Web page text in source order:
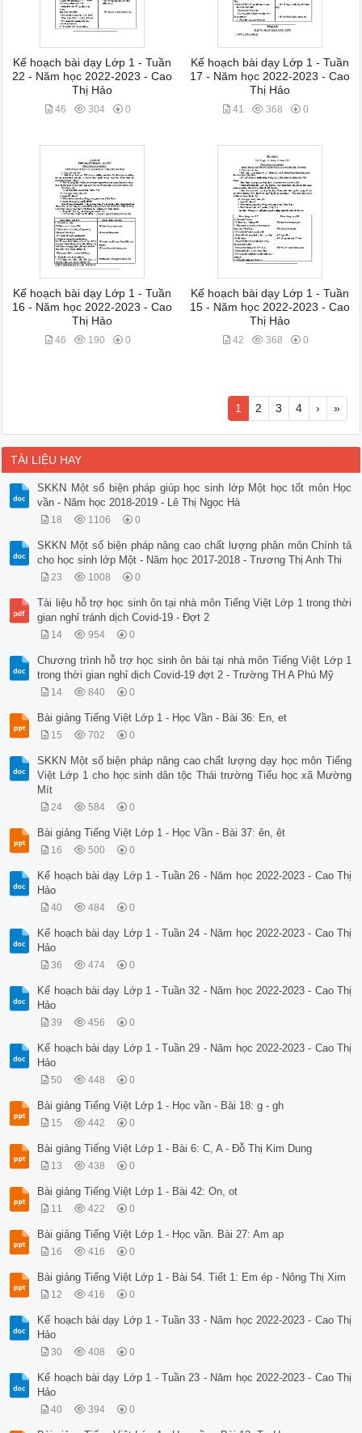
Kế hoạch bài dạy Lớp 1 - Tuần
22 - Năm học 2022-2023 - Cao
Thị Hảo
46 304 0
Kế hoạch bài dạy Lớp 1 - Tuần
17 - Năm học 2022-2023 - Cao
Thị Hảo
41 368 0
Kế hoạch bài dạy Lớp 1 - Tuần
16 - Năm học 2022-2023 - Cao
Thị Hảo
46 190 0
Kế hoạch bài dạy Lớp 1 - Tuần
15 - Năm học 2022-2023 - Cao
Thị Hảo
42 368 0
1 2 3 4 › »
TÀI LIỆU HAY
SKKN Một số biện pháp giúp học sinh lớp Một học tốt môn Học
vần - Năm học 2018-2019 - Lê Thị Ngọc Hà
18 1106 0
SKKN Một số biện pháp nâng cao chất lượng phân môn Chính tả
cho học sinh lớp Một - Năm học 2017-2018 - Trương Thị Anh Thi
23 1008 0
Tài liệu hỗ trợ học sinh ôn tại nhà môn Tiếng Việt Lớp 1 trong thời
gian nghỉ tránh dịch Covid-19 - Đợt 2
14 954 0
Chương trình hỗ trợ học sinh ôn bài tại nhà môn Tiếng Việt Lớp 1
trong thời gian nghỉ dịch Covid-19 đợt 2 - Trường TH A Phú Mỹ
14 840 0
Bài giảng Tiếng Việt Lớp 1 - Học Vần - Bài 36: En, et
15 702 0
SKKN Một số biện pháp nâng cao chất lượng dạy học môn Tiếng
Việt Lớp 1 cho học sinh dân tộc Thái trường Tiểu học xã Mường
Mít
24 584 0
Bài giảng Tiếng Việt Lớp 1 - Học Vần - Bài 37: ên, êt
16 500 0
Kế hoạch bài dạy Lớp 1 - Tuần 26 - Năm học 2022-2023 - Cao Thị
Hảo
40 484 0
Kế hoạch bài dạy Lớp 1 - Tuần 24 - Năm học 2022-2023 - Cao Thị
Hảo
36 474 0
Kế hoạch bài dạy Lớp 1 - Tuần 32 - Năm học 2022-2023 - Cao Thị
Hảo
39 456 0
Kế hoạch bài dạy Lớp 1 - Tuần 29 - Năm học 2022-2023 - Cao Thị
Hảo
50 448 0
Bài giảng Tiếng Việt Lớp 1 - Học vần - Bài 18: g - gh
15 442 0
Bài giảng Tiếng Việt Lớp 1 - Bài 6: C, A - Đỗ Thị Kim Dung
13 438 0
Bài giảng Tiếng Việt Lớp 1 - Bài 42: On, ot
11 422 0
Bài giảng Tiếng Việt Lớp 1 - Học vần. Bài 27: Am ap
16 416 0
Bài giảng Tiếng Việt Lớp 1 - Bài 54. Tiết 1: Em ép - Nông Thị Xim
12 416 0
Kế hoạch bài dạy Lớp 1 - Tuần 33 - Năm học 2022-2023 - Cao Thị
Hảo
30 408 0
Kế hoạch bài dạy Lớp 1 - Tuần 23 - Năm học 2022-2023 - Cao Thị
Hảo
40 394 0